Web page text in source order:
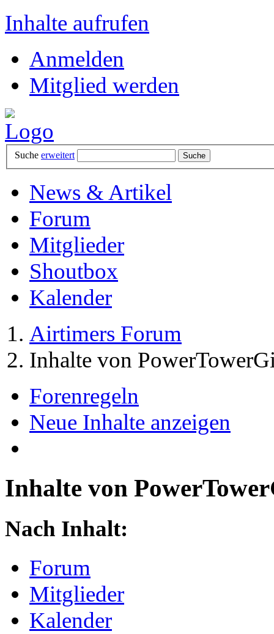
Inhalte aufrufen
Anmelden
Mitglied werden
Suche erweitert
News & Artikel
Forum
Mitglieder
Shoutbox
Kalender
Airtimers Forum
Inhalte von
Forenregeln
Neue Inhalte anzeigen
Inhalte von
Nach Inhalt:
Forum
Mitglieder
Kalender